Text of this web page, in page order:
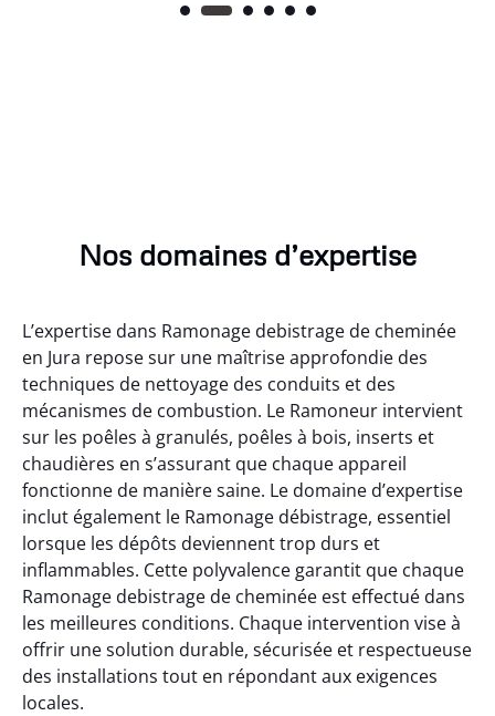
Nos domaines d’expertise
L’expertise dans Ramonage debistrage de cheminée
en Jura repose sur une maîtrise approfondie des
techniques de nettoyage des conduits et des
mécanismes de combustion. Le Ramoneur intervient
sur les poêles à granulés, poêles à bois, inserts et
chaudières en s’assurant que chaque appareil
fonctionne de manière saine. Le domaine d’expertise
inclut également le Ramonage débistrage, essentiel
lorsque les dépôts deviennent trop durs et
inflammables. Cette polyvalence garantit que chaque
Ramonage debistrage de cheminée est effectué dans
les meilleures conditions. Chaque intervention vise à
offrir une solution durable, sécurisée et respectueuse
des installations tout en répondant aux exigences
locales.